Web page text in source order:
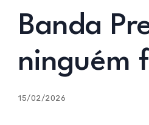
Banda
ninguém
15/02/2026